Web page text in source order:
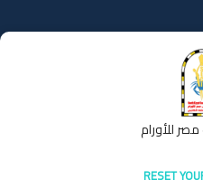
للأورام
RESET